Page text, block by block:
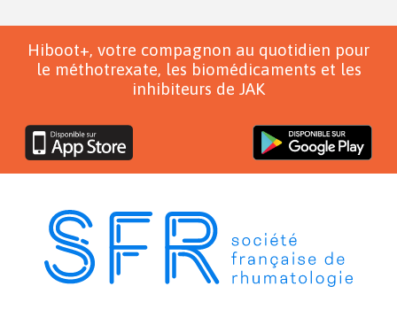
Hiboot+, votre compagnon au quotidien pour
le méthotrexate, les biomédicaments et les
inhibiteurs de JAK